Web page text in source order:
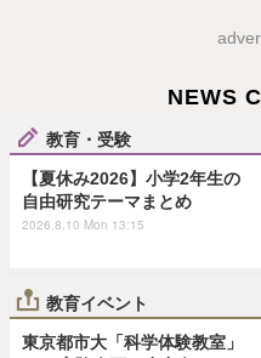
NEWS
教育・受験
【夏休み2026】小学2年生の
自由研究テーマまとめ
2026.8.10 Mon 13:15
教育イベント
東京都市大「科学体験教室」